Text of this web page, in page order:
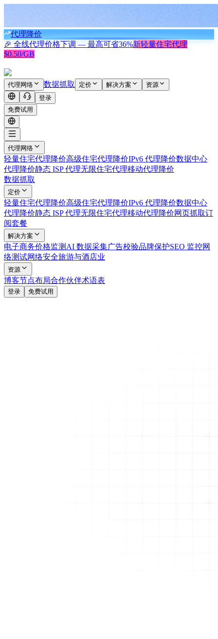
代理降价
🎉 全线代理价格下调 — 最高可省36%新轻量住宅代理
$0.50/GB
代理网络 数据抓取 定价 解决方案
资源
登录
免费试用
代理网络
轻量住宅代理降价高级住宅代理降价IPv6 代理降价数据中心
代理降价静态 ISP 代理无限住宅代理移动代理降价
数据抓取
定价
轻量住宅代理降价高级住宅代理降价IPv6 代理降价数据中心
代理降价静态 ISP 代理无限住宅代理移动代理降价网页抓取订
阅套餐
解决方案
电子商务价格监测 AI 数据采集广告校验品牌保护SEO 监控网
络测试网络安全旅游与酒店业
资源
博客节点布局合作伙伴术语表
登录 免费试用